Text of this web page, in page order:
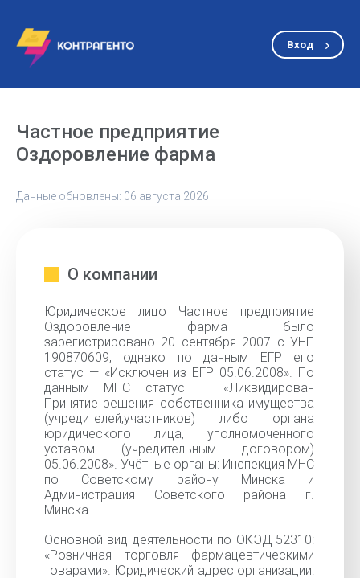
Вход
Частное предприятие
Оздоровление фарма
Данные обновлены: 06 августа 2026
О компании
Юридическое лицо Частное предприятие
Оздоровление фарма было
зарегистрировано 20 сентября 2007 с УНП
190870609, однако по данным ЕГР его
статус — «Исключен из ЕГР 05.06.2008». По
данным МНС статус — «Ликвидирован
Принятие решения собственника имущества
(учредителей,участников) либо органа
юридического лица, уполномоченного
уставом (учредительным договором)
05.06.2008». Учётные органы: Инспекция МНС
по Советскому району Минска и
Администрация Советского района г.
Минска.
Основной вид деятельности по ОКЭД 52310:
«Розничная торговля фармацевтическими
товарами». Юридический адрес организации: